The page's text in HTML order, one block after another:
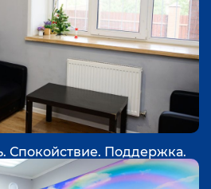
Спокойствие. Поддержка.